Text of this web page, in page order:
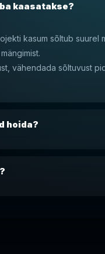
kaasatakse?
kasum sõltub suurel
vähendada sõltuvust
hoida?